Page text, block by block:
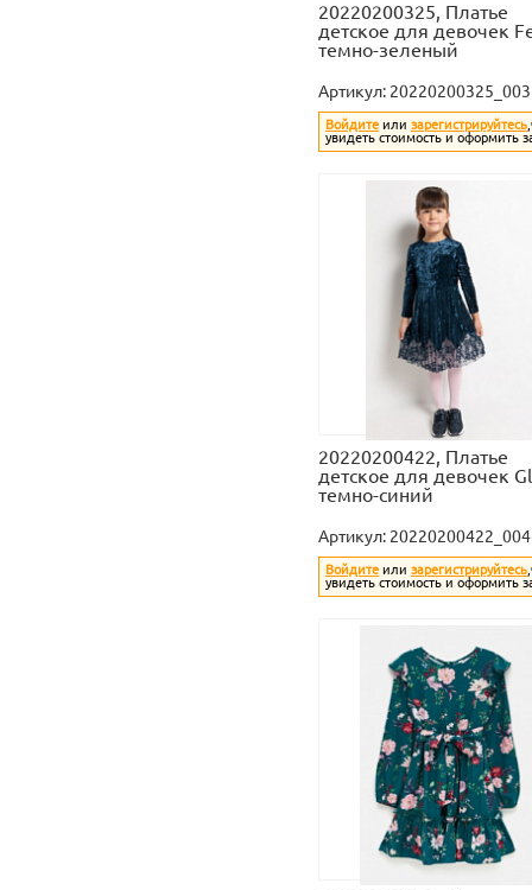
20220200325, Платье
детское для девочек
темно-зеленый
Артикул:
Войдите или зарегистрируйтесь
увидеть стоимость и оформить
20220200422, Платье
детское для девочек
темно-синий
Артикул:
Войдите или зарегистрируйтесь
увидеть стоимость и оформить